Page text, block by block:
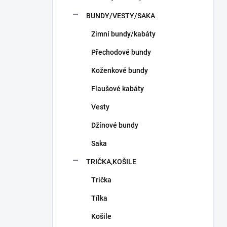
BUNDY/VESTY/SAKA
Zimní bundy/kabáty
Přechodové bundy
Koženkové bundy
Flaušové kabáty
Vesty
Džínové bundy
Saka
TRIČKA,KOŠILE
Trička
Tílka
Košile